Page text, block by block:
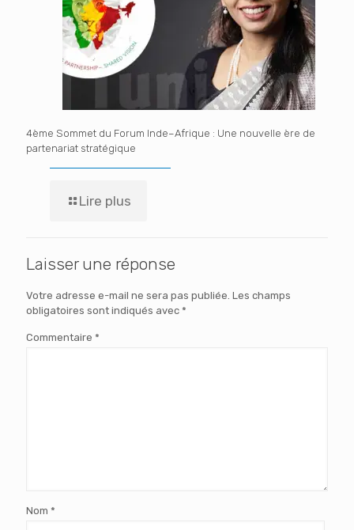
4ème Sommet du Forum Inde–Afrique : Une nouvelle ère de
partenariat stratégique
Lire plus
Laisser une réponse
Votre adresse e-mail ne sera pas publiée. Les champs
obligatoires sont indiqués avec *
Commentaire *
Nom *